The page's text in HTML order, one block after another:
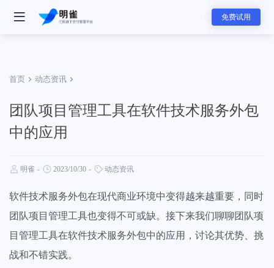
免费试用
- 明雀产品
明雀企业版
资料发送工具
- 主要功能
软件服务团队
软件服务的全新标准，可视化服务流程和实时项目进展同步，全面提升
赢单概率和交付服务满意度
- 分类
首页 动态资讯
团队项目管理工具在软件技术服务外包
中的应用
明雀 - 2023/10/30 - 动态资讯
软件技术服务外包在现代商业环境中变得越来越重要，同时
团队项目管理工具也变得不可或缺。接下来我们聊聊团队项
目管理工具在软件技术服务外包中的应用，讨论其优势、挑
战和不错实践。